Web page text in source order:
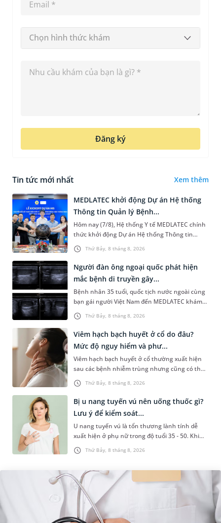
Chọn hình thức khám
Đăng ký
Tin tức mới nhất Xem thêm
Thứ Bảy, 8 tháng 8, 2026
MEDLATEC khởi động Dự án Hệ thống
Thông tin Quản lý Bệnh...
Hôm nay (7/8), Hệ thống Y tế MEDLATEC chính
thức khởi động Dự án Hệ thống Thông tin
Quản lý Bệnh viện (HIS - Hospital Information
System) giai đoạn mới. Dự á...
Thứ Bảy, 8 tháng 8, 2026
Người đàn ông ngoại quốc phát hiện
mắc bệnh di truyền gây...
Bệnh nhân 35 tuổi, quốc tịch nước ngoài cùng
bạn gái người Việt Nam đến MEDLATEC khám
sức khỏe tiền hôn nhân. Qua thăm khám và
làm các xét nghiệm chuyên sâu,...
Thứ Bảy, 8 tháng 8, 2026
Viêm hạch bạch huyết ở cổ do đâu?
Mức độ nguy hiểm và phư...
Viêm hạch bạch huyết ở cổ thường xuất hiện
sau các bệnh nhiễm trùng nhưng cũng có thể
liên quan đến lao hạch hoặc ung thư. Để tìm
hiểu nguyên nhân gây viêm,...
Thứ Bảy, 8 tháng 8, 2026
Bị u nang tuyến vú nên uống thuốc gì?
Lưu ý để kiểm soát...
U nang tuyến vú là tổn thương lành tính dễ
xuất hiện ở phụ nữ trong độ tuổi 35 - 50. Khi
được chẩn đoán mắc bệnh, nhiều người
thường băn khoăn u nang tuyến v...